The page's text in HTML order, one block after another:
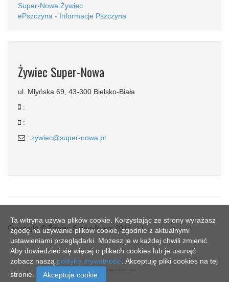
Super-Nowa Żywiec
ePszczyna - Informacje Pszczyna
Żywiec Super-Nowa
ul. Młyńska 69, 43-300 Bielsko-Biała
:
:
: zywiec@super-nowa.pl
Copyright © Żywiec Super-Nowa 2014
Ta witryna używa plików cookie. Korzystając ze strony wyrażasz
zgodę na używanie plików cookie, zgodnie z aktualnymi
ustawieniami przeglądarki. Możesz je w każdej chwili zmienić.
Aby dowiedzieć się więcej o plikach cookies lub je usunąć
zobacz naszą politykę prywatności . Akceptuję pliki cookies na tej
stronie.
Akceptuje cookie.